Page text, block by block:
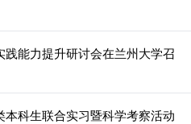
能力提升研讨会在兰州大学召
科生联合实习暨科学考察活动